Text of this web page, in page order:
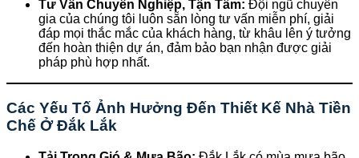
Tư Vấn Chuyên Nghiệp, Tận Tâm: Đội ngũ chuyên
gia của chúng tôi luôn sẵn lòng tư vấn miễn phí, giải
đáp mọi thắc mắc của khách hàng, từ khâu lên ý tưởng
đến hoàn thiện dự án, đảm bảo bạn nhận được giải
pháp phù hợp nhất.
Các Yếu Tố Ảnh Hưởng Đến Thiết Kế Nhà Tiền
Chế Ở Đắk Lắk